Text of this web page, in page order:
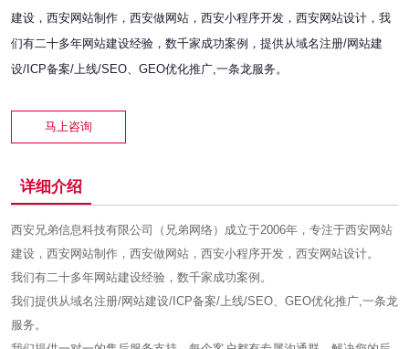
建设，西安网站制作，西安做网站，西安小程序开发，西安网站设计，我
们有二十多年网站建设经验，数千家成功案例，提供从域名注册/网站建
设/ICP备案/上线/SEO、GEO优化推广,一条龙服务。
马上咨询
详细介绍
西安兄弟信息科技有限公司（兄弟网络）成立于2006年，专注于西安网站
建设，西安网站制作，西安做网站，西安小程序开发，西安网站设计。
我们有二十多年网站建设经验，数千家成功案例。
我们提供从域名注册/网站建设/ICP备案/上线/SEO、GEO优化推广,一条龙
服务。